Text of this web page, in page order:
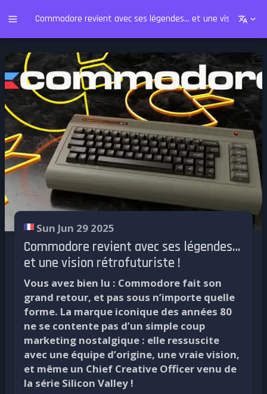
Commodore revient avec ses légendes… et une vision
Sun Jun 29 2025
Commodore revient avec ses légendes…
et une vision rétrofuturiste !
Vous avez bien lu : Commodore fait son
grand retour, et pas sous n’importe quelle
forme. La marque iconique des années 80
ne se contente pas d’un simple coup
marketing nostalgique : elle ressuscite
avec une équipe d’origine, une vraie vision,
et même un Chief Creative Officer venu de
la série Silicon Valley !